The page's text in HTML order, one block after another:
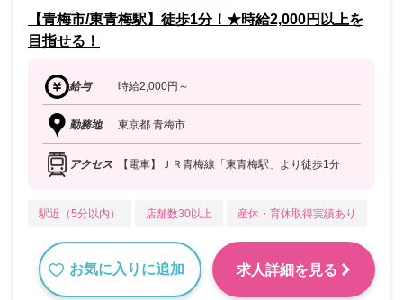
【青梅市/東青梅駅】徒歩1分！★時給2,000円以上を
目指せる！
給与 時給2,000円～
勤務地 東京都 青梅市
アクセス 【電車】ＪＲ青梅線「東青梅駅」より徒歩1分
駅近（5分以内） 店舗数30以上 産休・育休取得実績あり
お気に入りに追加 求人詳細を見る